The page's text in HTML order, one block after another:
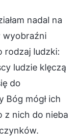
nadal na
wyobraźni
rodzaj ludzki:
ludzie klęczą
do
Bóg mógł ich
z nich do nieba